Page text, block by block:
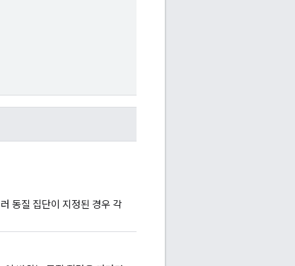
동질 집단이 지정된 경우 각